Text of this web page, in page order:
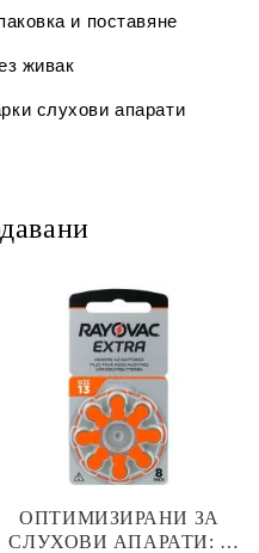
и поставяне
живак
слухови апарати
ОПТИМИЗИРАНИ ЗА
СЛУХОВИ АПАРАТИ: 8